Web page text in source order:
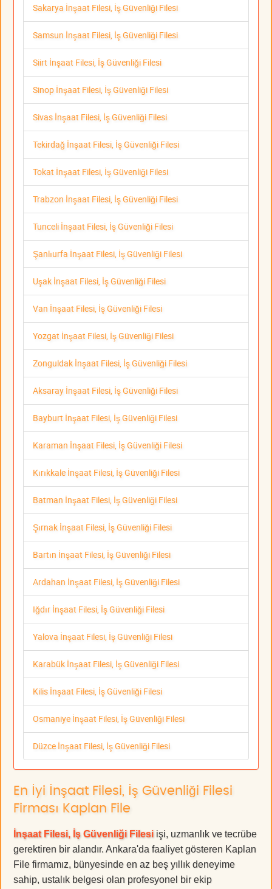
Sakarya İnşaat Filesi, İş Güvenliği Filesi
Samsun İnşaat Filesi, İş Güvenliği Filesi
Siirt İnşaat Filesi, İş Güvenliği Filesi
Sinop İnşaat Filesi, İş Güvenliği Filesi
Sivas İnşaat Filesi, İş Güvenliği Filesi
Tekirdağ İnşaat Filesi, İş Güvenliği Filesi
Tokat İnşaat Filesi, İş Güvenliği Filesi
Trabzon İnşaat Filesi, İş Güvenliği Filesi
Tunceli İnşaat Filesi, İş Güvenliği Filesi
Şanlıurfa İnşaat Filesi, İş Güvenliği Filesi
Uşak İnşaat Filesi, İş Güvenliği Filesi
Van İnşaat Filesi, İş Güvenliği Filesi
Yozgat İnşaat Filesi, İş Güvenliği Filesi
Zonguldak İnşaat Filesi, İş Güvenliği Filesi
Aksaray İnşaat Filesi, İş Güvenliği Filesi
Bayburt İnşaat Filesi, İş Güvenliği Filesi
Karaman İnşaat Filesi, İş Güvenliği Filesi
Kırıkkale İnşaat Filesi, İş Güvenliği Filesi
Batman İnşaat Filesi, İş Güvenliği Filesi
Şırnak İnşaat Filesi, İş Güvenliği Filesi
Bartın İnşaat Filesi, İş Güvenliği Filesi
Ardahan İnşaat Filesi, İş Güvenliği Filesi
Iğdır İnşaat Filesi, İş Güvenliği Filesi
Yalova İnşaat Filesi, İş Güvenliği Filesi
Karabük İnşaat Filesi, İş Güvenliği Filesi
Kilis İnşaat Filesi, İş Güvenliği Filesi
Osmaniye İnşaat Filesi, İş Güvenliği Filesi
Düzce İnşaat Filesi, İş Güvenliği Filesi
En İyi İnşaat Filesi, İş Güvenliği Filesi
Firması Kaplan File
İnşaat Filesi, İş Güvenliği Filesi işi, uzmanlık ve tecrübe
gerektiren bir alandır. Ankara'da faaliyet gösteren Kaplan
File firmamız, bünyesinde en az beş yıllık deneyime
sahip, ustalık belgesi olan profesyonel bir ekip